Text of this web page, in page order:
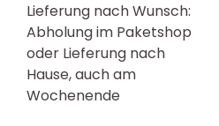
Lieferung nach Wunsch:
Abholung im Paketshop
oder Lieferung nach
Hause, auch am
Wochenende